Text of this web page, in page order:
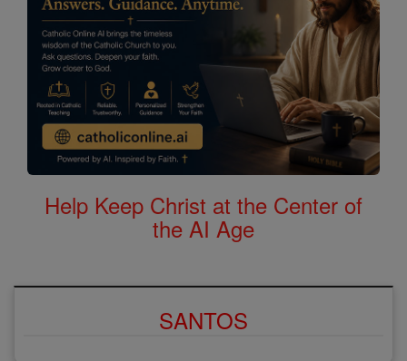
Help Keep Christ at the Center of
the AI Age
SANTOS